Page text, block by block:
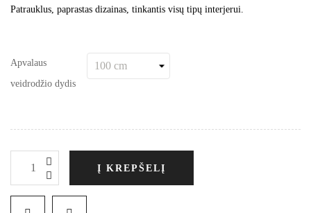
Patrauklus, paprastas dizainas, tinkantis visų tipų interjerui.
Apvalaus
veidrodžio dydis
Į KREPŠELĮ